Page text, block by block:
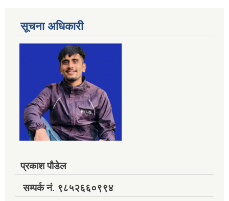
सूचना अधिकारी
प्रकाश पौडेल
सम्पर्क नं. ९८५२६६०९९४